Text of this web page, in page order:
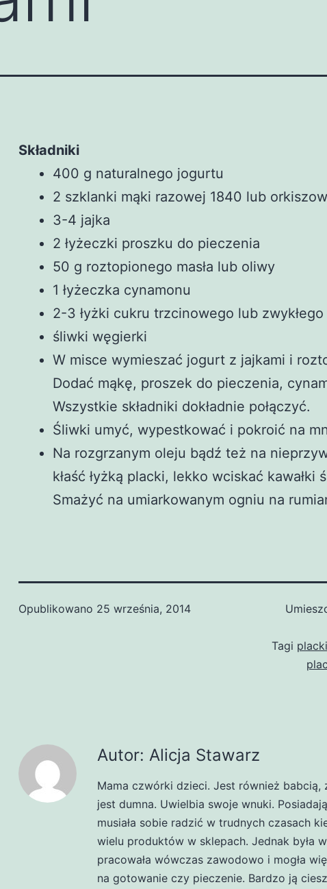
Składniki
400 g naturalnego jogurtu
2 szklanki mąki razowej 1840 lub
3-4 jajka
2 łyżeczki proszku do pieczenia
50 g roztopionego masła lub oliwy
1 łyżeczka cynamonu
2-3 łyżki cukru trzcinowego lub zwykłego
śliwki węgierki
W misce wymieszać jogurt z jajkami i
Dodać mąkę, proszek do pieczenia,
Wszystkie składniki dokładnie połączyć.
Śliwki umyć, wypestkować i pokroić na
Na rozgrzanym oleju bądź też na
kłaść łyżką placki, lekko wciskać kawałki
Smażyć na umiarkowanym ogniu na
Opublikowano 25 września, 2014
Tagi
Autor: Alicja Stawarz
Mama czwórki dzieci. Jest również babcią,
jest dumna. Uwielbia swoje wnuki.
musiała sobie radzić w trudnych czasach
wielu produktów w sklepach. Jednak była
pracowała wówczas zawodowo i mogła
na gotowanie czy pieczenie. Bardzo ją